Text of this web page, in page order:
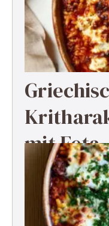
mit Feta